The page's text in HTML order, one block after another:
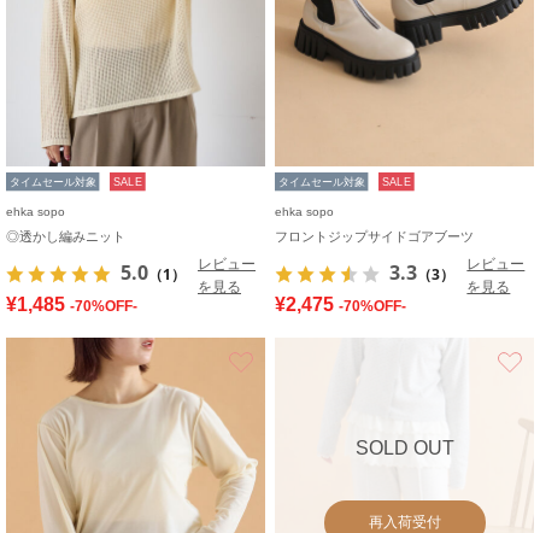
タイムセール対象 SALE
ehka sopo
◎透かし編みニット
5.0 （1）
レビュー
を見る
¥1,485 -70%OFF-
タイムセール対象 SALE
ehka sopo
フロントジップサイドゴアブーツ
3.3 （3）
レビュー
を見る
¥2,475 -70%OFF-
SOLD OUT
再入荷受付